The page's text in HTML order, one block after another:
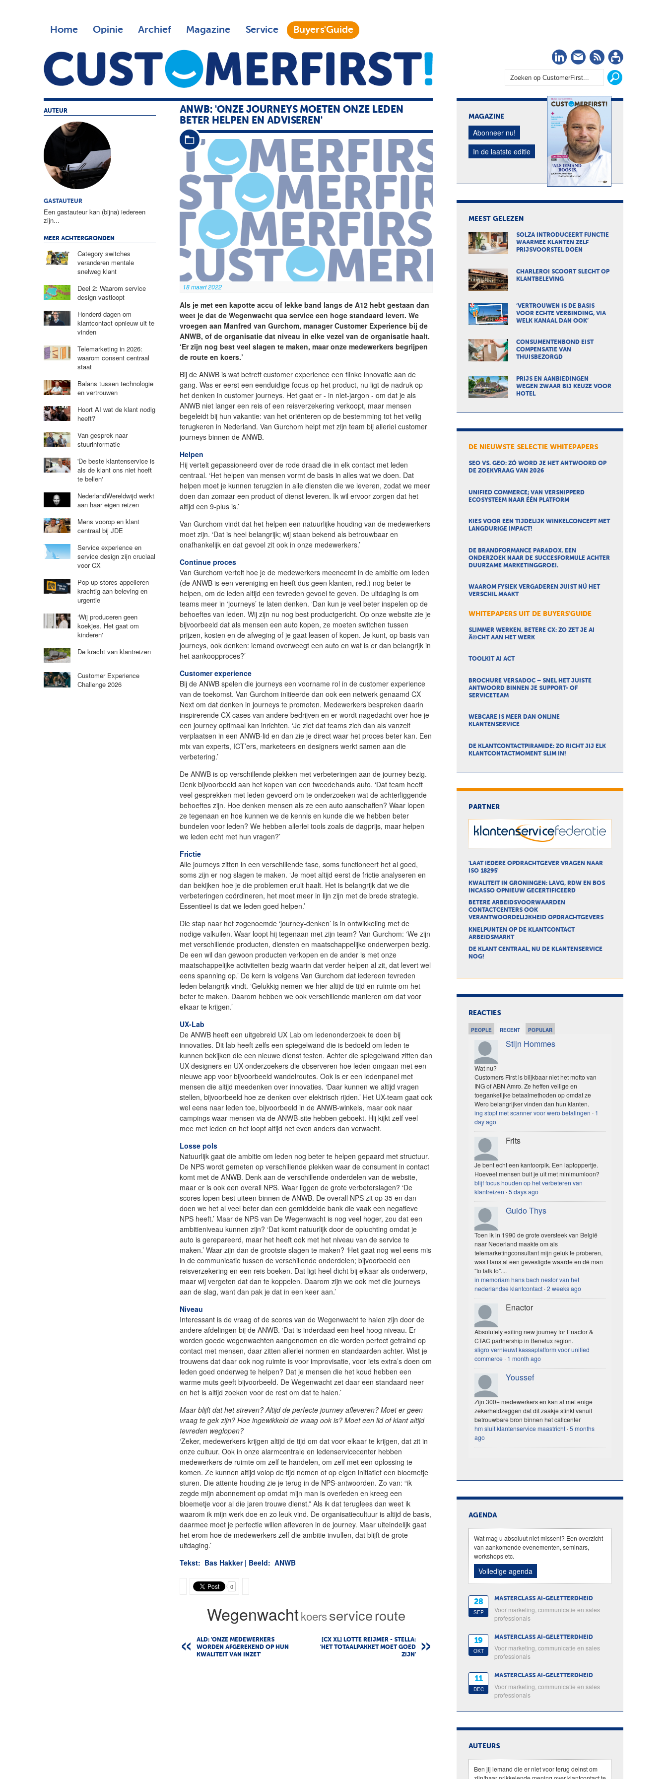
Home Opinie Archief Magazine Service Buyers'Guide
LinkedIn
Nieuwsbrief
RSS
ANWB: 'ONZE JOURNEYS MOETEN ONZE LEDEN
BETER HELPEN EN ADVISEREN'
18 maart 2022
Als je met een kapotte accu of lekke band langs de A12 hebt gestaan dan
weet je dat de Wegenwacht qua service een hoge standaard levert. We
vroegen aan Manfred van Gurchom, manager Customer Experience bij de
ANWB, of de organisatie dat niveau in elke vezel van de organisatie haalt.
‘Er zijn nog best veel slagen te maken, maar onze medewerkers begrijpen
de route en koers.’
Bij de ANWB is wat betreft customer experience een flinke innovatie aan de
gang. Was er eerst een eenduidige focus op het product, nu ligt de nadruk op
het denken in customer journeys. Het gaat er - in niet-jargon - om dat je als
ANWB niet langer een reis of een reisverzekering verkoopt, maar mensen
begeleidt bij hun vakantie: van het oriënteren op de bestemming tot het veilig
terugkeren in Nederland. Van Gurchom helpt met zijn team bij allerlei customer
journeys binnen de ANWB.
Helpen
Hij vertelt gepassioneerd over de rode draad die in elk contact met leden
centraal. ‘Het helpen van mensen vormt de basis in alles wat we doen. Dat
helpen moet je kunnen terugzien in alle diensten die we leveren, zodat we meer
doen dan zomaar een product of dienst leveren. Ik wil ervoor zorgen dat het
altijd een 9-plus is.’
Van Gurchom vindt dat het helpen een natuurlijke houding van de medewerkers
moet zijn. ‘Dat is heel belangrijk; wij staan bekend als betrouwbaar en
onafhankelijk en dat gevoel zit ook in onze medewerkers.’
Continue proces
Van Gurchom vertelt hoe je de medewerkers meeneemt in de ambitie om leden
(de ANWB is een vereniging en heeft dus geen klanten, red.) nog beter te
helpen, om de leden altijd een tevreden gevoel te geven. De uitdaging is om
teams meer in ‘journeys’ te laten denken. ‘Dan kun je veel beter inspelen op de
behoeftes van leden. Wij zijn nu nog best productgericht. Op onze website zie je
bijvoorbeeld dat als mensen een auto kopen, ze moeten switchen tussen
prijzen, kosten en de afweging of je gaat leasen of kopen. Je kunt, op basis van
journeys, ook denken: iemand overweegt een auto en wat is er dan belangrijk in
het aankoopproces?’
Customer experience
Bij de ANWB spelen die journeys een voorname rol in de customer experience
van de toekomst. Van Gurchom initieerde dan ook een netwerk genaamd CX
Next om dat denken in journeys te promoten. Medewerkers bespreken daarin
inspirerende CX-cases van andere bedrijven en er wordt nagedacht over hoe je
een journey optimaal kan inrichten. ‘Je ziet dat teams zich dan als vanzelf
verplaatsen in een ANWB-lid en dan zie je direct waar het proces beter kan. Een
mix van experts, ICT’ers, marketeers en designers werkt samen aan die
verbetering.’
De ANWB is op verschillende plekken met verbeteringen aan de journey bezig.
Denk bijvoorbeeld aan het kopen van een tweedehands auto. ‘Dat team heeft
veel gesprekken met leden gevoerd om te onderzoeken wat de achterliggende
behoeftes zijn. Hoe denken mensen als ze een auto aanschaffen? Waar lopen
ze tegenaan en hoe kunnen we de kennis en kunde die we hebben beter
bundelen voor leden? We hebben allerlei tools zoals de dagprijs, maar helpen
we leden echt met hun vragen?’
Frictie
Alle journeys zitten in een verschillende fase, soms functioneert het al goed,
soms zijn er nog slagen te maken. ‘Je moet altijd eerst de frictie analyseren en
dan bekijken hoe je die problemen eruit haalt. Het is belangrijk dat we die
verbeteringen coördineren, het moet meer in lijn zijn met de brede strategie.
Essentieel is dat we leden goed helpen.’
Die stap naar het zogenoemde ‘journey-denken’ is in ontwikkeling met de
nodige valkuilen. Waar loopt hij tegenaan met zijn team? Van Gurchom: ‘We zijn
met verschillende producten, diensten en maatschappelijke onderwerpen bezig.
De een wil dan gewoon producten verkopen en de ander is met onze
maatschappelijke activiteiten bezig waarin dat verder helpen al zit, dat levert wel
eens spanning op.’ De kern is volgens Van Gurchom dat iedereen tevreden
leden belangrijk vindt. ‘Gelukkig nemen we hier altijd de tijd en ruimte om het
beter te maken. Daarom hebben we ook verschillende manieren om dat voor
elkaar te krijgen.’
UX-Lab
De ANWB heeft een uitgebreid UX Lab om ledenonderzoek te doen bij
innovaties. Dit lab heeft zelfs een spiegelwand die is bedoeld om leden te
kunnen bekijken die een nieuwe dienst testen. Achter die spiegelwand zitten dan
UX-designers en UX-onderzoekers die observeren hoe leden omgaan met een
nieuwe app voor bijvoorbeeld wandelroutes. Ook is er een ledenpanel met
mensen die altijd meedenken over innovaties. ‘Daar kunnen we altijd vragen
stellen, bijvoorbeeld hoe ze denken over elektrisch rijden.’ Het UX-team gaat ook
wel eens naar leden toe, bijvoorbeeld in de ANWB-winkels, maar ook naar
campings waar mensen via de ANWB-site hebben geboekt. Hij kijkt zelf veel
mee met leden en het loopt altijd net even anders dan verwacht.
Losse pols
Natuurlijk gaat die ambitie om leden nog beter te helpen gepaard met structuur.
De NPS wordt gemeten op verschillende plekken waar de consument in contact
komt met de ANWB. Denk aan de verschillende onderdelen van de website,
maar er is ook een overall NPS. Waar liggen de grote verbeterslagen? ‘De
scores lopen best uiteen binnen de ANWB. De overall NPS zit op 35 en dan
doen we het al veel beter dan een gemiddelde bank die vaak een negatieve
NPS heeft.’ Maar de NPS van De Wegenwacht is nog veel hoger, zou dat een
ambitieniveau kunnen zijn? ‘Dat komt natuurlijk door de opluchting omdat je
auto is gerepareerd, maar het heeft ook met het niveau van de service te
maken.’ Waar zijn dan de grootste slagen te maken? ‘Het gaat nog wel eens mis
in de communicatie tussen de verschillende onderdelen; bijvoorbeeld een
reisverzekering en een reis boeken. Dat ligt heel dicht bij elkaar als onderwerp,
maar wij vergeten dat dan te koppelen. Daarom zijn we ook met die journeys
aan de slag, want dan pak je dat in een keer aan.’
Niveau
Interessant is de vraag of de scores van de Wegenwacht te halen zijn door de
andere afdelingen bij de ANWB. ‘Dat is inderdaad een heel hoog niveau. Er
worden goede wegenwachten aangenomen en die worden perfect getraind op
contact met mensen, daar zitten allerlei normen en standaarden achter. Wist je
trouwens dat daar ook nog ruimte is voor improvisatie, voor iets extra’s doen om
leden goed onderweg te helpen? Dat je mensen die het koud hebben een
warme muts geeft bijvoorbeeld. De Wegenwacht zet daar een standaard neer
en het is altijd zoeken voor de rest om dat te halen.’
Maar blijft dat het streven? Altijd de perfecte journey afleveren? Moet er geen
vraag te gek zijn? Hoe ingewikkeld de vraag ook is? Moet een lid of klant altijd
tevreden weglopen?
‘Zeker, medewerkers krijgen altijd de tijd om dat voor elkaar te krijgen, dat zit in
onze cultuur. Ook in onze alarmcentrale en ledenservicecenter hebben
medewerkers de ruimte om zelf te handelen, om zelf met een oplossing te
komen. Ze kunnen altijd volop de tijd nemen of op eigen initiatief een bloemetje
sturen. Die attente houding zie je terug in de NPS-antwoorden. Zo van: “ik
zegde mijn abonnement op omdat mijn man is overleden en kreeg een
bloemetje voor al die jaren trouwe dienst.” Als ik dat teruglees dan weet ik
waarom ik mijn werk doe en zo leuk vind. De organisatiecultuur is altijd de basis,
daarmee moet je perfectie willen afleveren in de journey. Maar uiteindelijk gaat
het erom hoe de medewerkers zelf die ambitie invullen, dat blijft de grote
uitdaging.’
Tekst: Bas Hakker | Beeld: ANWB
0
Wegenwachtkoersserviceroute
ALD: 'ONZE MEDEWERKERS
WORDEN AFGEREKEND OP HUN
KWALITEIT VAN INZET'
[CX XL] LOTTE REIJMER - STELLA:
'HET TOTAALPAKKET MOET GOED
ZIJN'
AUTEUR
GASTAUTEUR
Een gastauteur kan (bijna) iedereen
zijn...
MEER ACHTERGRONDEN
Category switches
veranderen mentale
snelweg klant
Deel 2: Waarom service
design vastloopt
Honderd dagen om
klantcontact opnieuw uit te
vinden
Telemarketing in 2026:
waarom consent centraal
staat
Balans tussen technologie
en vertrouwen
Hoort AI wat de klant nodig
heeft?
Van gesprek naar
stuurinformatie
'De beste klantenservice is
als de klant ons niet hoeft
te bellen'
NederlandWereldwijd werkt
aan haar eigen reizen
Mens voorop en klant
centraal bij JDE
Service experience en
service design zijn cruciaal
voor CX
Pop-up stores appelleren
krachtig aan beleving en
urgentie
‘Wij produceren geen
koekjes. Het gaat om
kinderen'
De kracht van klantreizen
Customer Experience
Challenge 2026
MAGAZINE
Abonneer nu!
In de laatste editie
MEEST GELEZEN
SOLZA INTRODUCEERT FUNCTIE
WAARMEE KLANTEN ZELF
PRIJSVOORSTEL DOEN
CHARLEROI SCOORT SLECHT OP
KLANTBELEVING
‘VERTROUWEN IS DE BASIS
VOOR ECHTE VERBINDING, VIA
WELK KANAAL DAN OOK’
CONSUMENTENBOND EIST
COMPENSATIE VAN
THUISBEZORGD
PRIJS EN AANBIEDINGEN
WEGEN ZWAAR BIJ KEUZE VOOR
HOTEL
DE NIEUWSTE SELECTIE WHITEPAPERS
SEO VS. GEO: ZÓ WORD JE HET ANTWOORD OP
DE ZOEKVRAAG VAN 2026
UNIFIED COMMERCE; VAN VERSNIPPERD
ECOSYSTEEM NAAR ÉÉN PLATFORM
KIES VOOR EEN TIJDELIJK WINKELCONCEPT MET
LANGDURIGE IMPACT!
DE BRANDFORMANCE PARADOX. EEN
ONDERZOEK NAAR DE SUCCESFORMULE ACHTER
DUURZAME MARKETINGGROEI.
WAAROM FYSIEK VERGADEREN JUIST NÚ HET
VERSCHIL MAAKT
WHITEPAPERS UIT DE BUYERS'GUIDE
SLIMMER WERKEN, BETERE CX: ZO ZET JE AI
Ã©CHT AAN HET WERK
TOOLKIT AI ACT
BROCHURE VERSADOC – SNEL HET JUISTE
ANTWOORD BINNEN JE SUPPORT- OF
SERVICETEAM
WEBCARE IS MEER DAN ONLINE
KLANTENSERVICE
DE KLANTCONTACTPIRAMIDE: ZO RICHT JIJ ELK
KLANTCONTACTMOMENT SLIM IN!
PARTNER
'LAAT IEDERE OPDRACHTGEVER VRAGEN NAAR
ISO 18295'
KWALITEIT IN GRONINGEN: LAVG, RDW EN BOS
INCASSO OPNIEUW GECERTIFICEERD
BETERE ARBEIDSVOORWAARDEN
CONTACTCENTERS OOK
VERANTWOORDELIJKHEID OPDRACHTGEVERS
KNELPUNTEN OP DE KLANTCONTACT
ARBEIDSMARKT
DE KLANT CENTRAAL, NU DE KLANTENSERVICE
NOG!
REACTIES
PEOPLE RECENT POPULAR
Stijn Hommes
Wat nu?
Customers First is blijkbaar niet het motto van
ING of ABN Amro. Ze heffen veilige en
toegankelijke betaalmethoden op omdat ze
Wero belangrijker vinden dan hun klanten.
ing stopt met scanner voor wero betalingen · 1
day ago
Frits
Je bent echt een kantoorpik. Een laptoppertje.
Hoeveel mensen buit je uit met minimumloon?
blijf focus houden op het verbeteren van
klantreizen ·5 days ago
Guido Thys
Toen ik in 1990 de grote oversteek van België
naar Nederland maakte om als
telemarketingconsultant mijn geluk te proberen,
was Hans al een gevestigde waarde en dé man
"to talk to"....
in memoriam hans bach nestor van het
nederlandse klantcontact ·2 weeks ago
Enactor
Absolutely exiting new journey for Enactor &
CTAC partnership in Benelux region.
sligro vernieuwt kassaplatform voor unified
commerce · 1 month ago
Youssef
Zijn 300+ medewerkers en kan al met enige
zekerheidzeggen dat dit zaakje stinkt vanuit
betrouwbare bron binnen het callcenter
hm sluit klantenservice maastricht ·5 months
ago
AGENDA
Wat mag u absoluut niet missen!? Een overzicht
van aankomende evenementen, seminars,
workshops etc.
Volledige agenda
28
SEP
MASTERCLASS AI-GELETTERDHEID
Voor marketing, communicatie en sales
professionals
19
OKT
MASTERCLASS AI-GELETTERDHEID
Voor marketing, communicatie en sales
professionals
11
DEC
MASTERCLASS AI-GELETTERDHEID
Voor marketing, communicatie en sales
professionals
AUTEURS
Ben jij iemand die er niet voor terug deinst om